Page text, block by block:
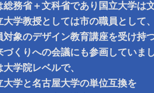
総務省＋文科省であり国立大学は
大学教授としては市の職員として
対象のデザイン教育講座を受け持
づくりへの会議にも参画していま
大学院レベルで、
大学と名古屋大学の単位互換を